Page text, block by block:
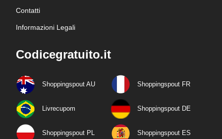
Contatti
Informazioni Legali
Codicegratuito.it
Shoppingspout AU Shoppingspout FR
Livrecupom Shoppingspout DE
Shoppingspout PL Shoppingspout ES